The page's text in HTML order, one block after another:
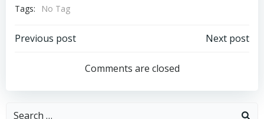
Tags:
No Tag
Post
navigation
Previous post
navigation
Next post
Comments are closed
Search